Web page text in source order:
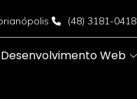
(48) 3181-0418
Desenvolvimento Web